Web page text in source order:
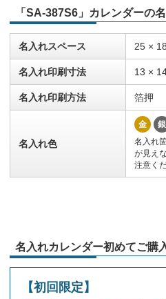
「SA-387S6」カレンダーの
名入れスペース 25 ×
名入れ印刷寸法 13 ×
名入れ印刷方法 箔押
名入れ色
金
銀
名入れ
が見え
注意く
名入れカレンダー初めてご購
【初回限定】